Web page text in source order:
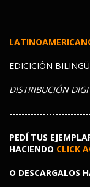
EDICICIÓN
DISTRIBUCIÓN
PEDÍ TUS
HACIENDO CLICK
O DESCARGALOS